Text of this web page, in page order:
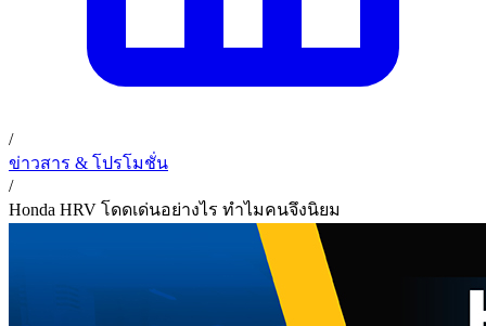
/
ข่าวสาร & โปรโมชั่น
/
Honda HRV โดดเด่นอย่างไร ทำไมคนจึงนิยม